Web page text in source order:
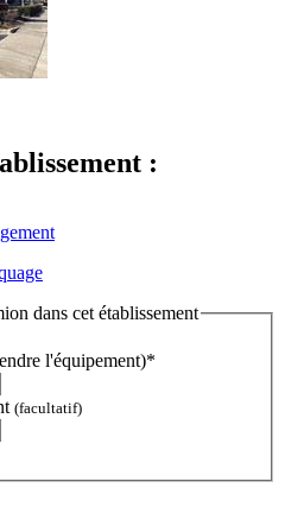
:
dans cet établissement
l'équipement)*
(facultatif)